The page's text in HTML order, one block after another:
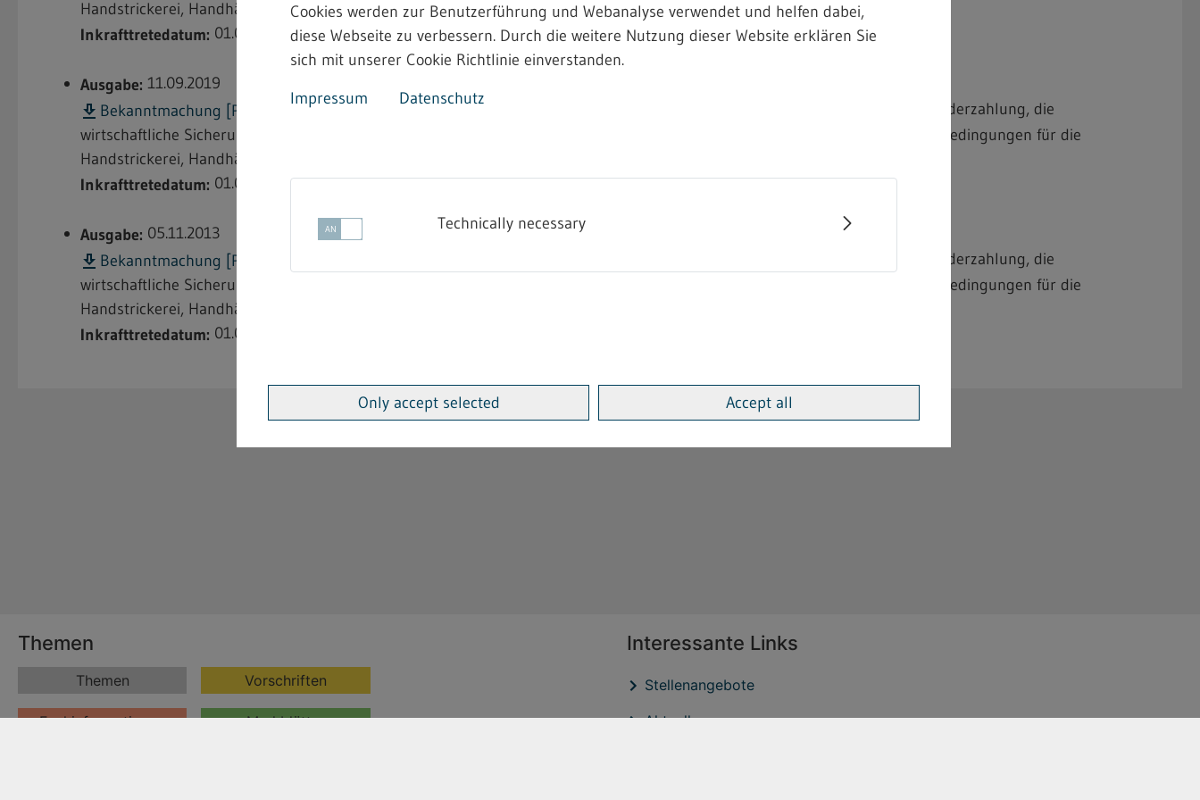
Handstrickerei, Handhäkelei und das Stricken auf Handstrickapparaten in Heimarbeit
Inkrafttretedatum: 01.04.2025
Ausgabe: 11.09.2019
Bekanntmachung [PDF; nicht barrierefrei]
einer bindenden Festsetzung über Entgelte, Fertigungszeiten, Urlaub, Jahressonderzahlung, die
wirtschaftliche Sicherung für den Krankheitsfall, vermögenswirksame Leistungen, Entgeltumwandlung und sonstige Vertragsbedingungen für die
Handstrickerei, Handhäkelei und das Stricken auf Handstrickapparaten in Heimarbeit
Inkrafttretedatum: 01.01.2020
Ausgabe: 05.11.2013
Bekanntmachung [PDF; nicht barrierefrei]
einer bindenden Festsetzung über Entgelte, Fertigungszeiten, Urlaub, Jahressonderzahlung, die
wirtschaftliche Sicherung für den Krankheitsfall, vermögenswirksame Leistungen, Entgeltumwandlung und sonstige Vertragsbedingungen für die
Handstrickerei, Handhäkelei und das Stricken auf Handstrickapparaten in Heimarbeit
Inkrafttretedatum: 01.01.2014
Cookies werden zur Benutzerführung und Webanalyse verwendet und helfen dabei,
diese Webseite zu verbessern. Durch die weitere Nutzung dieser Website erklären Sie
sich mit unserer Cookie Richtlinie einverstanden.
Impressum
Datenschutz
Technically necessary
Only accept selected Accept all
Themen
Themen Vorschriften
Fachinformationen Merkblätter
Interessante Links
Stellenangebote
Aktuelles